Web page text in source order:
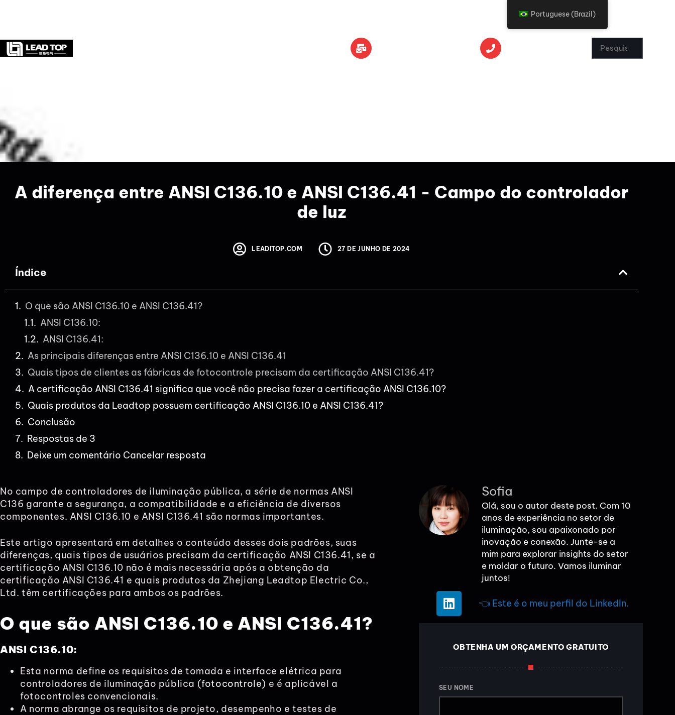
info@leaditop.com
FALE COM UM
A diferença entre ANSI C136.10 e ANSI C136.41 - Campo do controlador
de luz
LEADITOP.COM 27 DE JUNHO DE 2024
Índice
O que são ANSI C136.10 e ANSI C136.41?
ANSI C136.10:
ANSI C136.41:
As principais diferenças entre ANSI C136.10 e ANSI C136.41
Quais tipos de clientes as fábricas de fotocontrole precisam da certificação ANSI C136.41?
A certificação ANSI C136.41 significa que você não precisa fazer a certificação ANSI C136.10?
Quais produtos da Leadtop possuem certificação ANSI C136.10 e ANSI C136.41?
Conclusão
Respostas de 3
Deixe um comentário Cancelar resposta
No campo de controladores de iluminação pública, a série de normas ANSI
C136 garante a segurança, a compatibilidade e a eficiência de diversos
componentes. ANSI C136.10 e ANSI C136.41 são normas importantes.
Este artigo apresentará em detalhes o conteúdo desses dois padrões, suas
diferenças, quais tipos de usuários precisam da certificação ANSI C136.41, se a
certificação ANSI C136.10 não é mais necessária após a obtenção da
certificação ANSI C136.41 e quais produtos da Zhejiang Leadtop Electric Co.,
Ltd. têm certificações para ambos os padrões.
O que sãoANSI C136.10 eANSI C136.41?
ANSI C136.10:
Esta norma define os requisitos de tomada e interface elétrica para
controladores de iluminação pública (fotocontrole) e é aplicável a
fotocontroles convencionais.
A norma abrange os requisitos de projeto, desempenho e testes de
Sofia
Olá, sou o autor deste post. Com 10
anos de experiência no setor de
iluminação, sou apaixonado por
inovação e conexão. Junte-se a
mim para explorar insights do setor
e moldar o futuro. Vamos iluminar
juntos!
👈 Este é o meu perfil do LinkedIn.
OBTENHA UM ORÇAMENTO GRATUITO
SEU NOME
Portuguese (Brazil)